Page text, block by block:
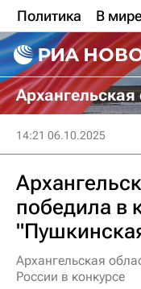
Политика В мире
Архангельская
14:21 06.10.2025
победила в
Архангельская
России в конкурсе